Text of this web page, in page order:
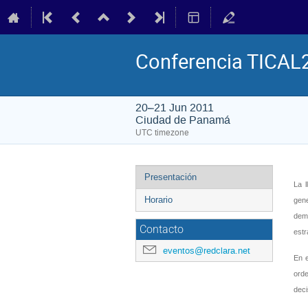
Conferencia
20–21 Jun 2011
Ciudad de Panamá
UTC timezone
Event
menu
Presentación
Horario
Contacto
eventos@redclara.net
La
En